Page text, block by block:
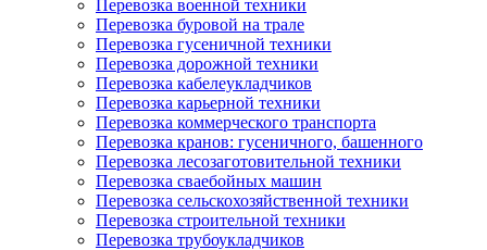
Перевозка военной техники
Перевозка буровой на трале
Перевозка гусеничной техники
Перевозка дорожной техники
Перевозка кабелеукладчиков
Перевозка карьерной техники
Перевозка коммерческого транспорта
Перевозка кранов: гусеничного, башенного
Перевозка лесозаготовительной техники
Перевозка сваебойных машин
Перевозка сельскохозяйственной техники
Перевозка строительной техники
Перевозка трубоукладчиков